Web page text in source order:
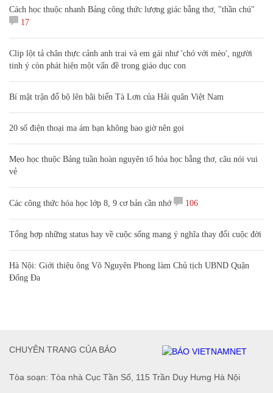
Cách học thuộc nhanh Bảng công thức lượng giác bằng thơ, "thần chú"
17
Clip lột tả chân thực cảnh anh trai và em gái như 'chó với mèo', người
tinh ý còn phát hiện một vấn đề trong giáo dục con
Bí mật trận đổ bộ lên bãi biển Tà Lơn của Hải quân Việt Nam
20 số điện thoại ma ám bạn không bao giờ nên gọi
Mẹo học thuộc Bảng tuần hoàn nguyên tố hóa học bằng thơ, câu nói vui
vẻ
Các công thức hóa học lớp 8, 9 cơ bản cần nhớ 106
Tổng hợp những status hay về cuộc sống mang ý nghĩa thay đổi cuộc đời
Hà Nội: Giới thiệu ông Võ Nguyên Phong làm Chủ tịch UBND Quận
Đống Đa
Tòa soạn: Tòa nhà Cục Tần Số, 115 Trần Duy Hưng Hà Nội
CHUYÊN TRANG CỦA BÁO